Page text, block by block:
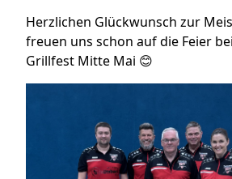
Herzlichen Glückwunsch zur
freuen uns schon auf die Feier
Grillfest Mitte Mai 😊